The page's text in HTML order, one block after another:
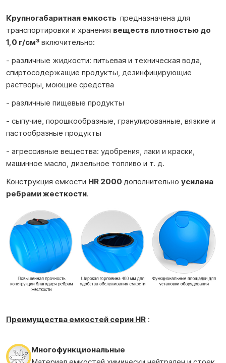
Крупногабаритная емкость предназначена для
транспортировки и хранения веществ плотностью до
1,0 г/см³ включительно:
- различные жидкости: питьевая и техническая вода,
спиртосодержащие продукты, дезинфицирующие
растворы, моющие средства
- различные пищевые продукты
- сыпучие, порошкообразные, гранулированные, вязкие и
пастообразные продукты
- агрессивные вещества: удобрения, лаки и краски,
машинное масло, дизельное топливо и т. д.
Конструкция емкости HR 2000 дополнительно усилена
ребрами жесткости.
Преимущества емкостей серии HR :
Многофункциональные